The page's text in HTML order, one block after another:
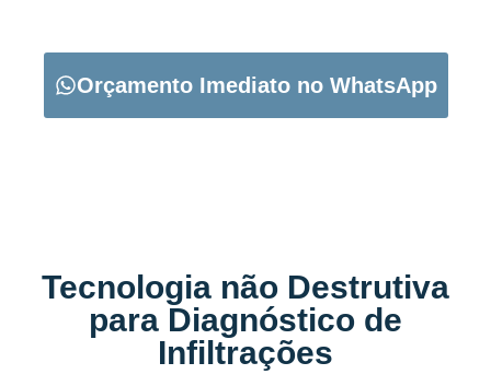
Orçamento Imediato no WhatsApp
Tecnologia não Destrutiva
para Diagnóstico de
Infiltrações